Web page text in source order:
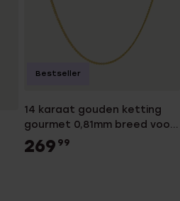
14 karaat gouden ketting
gourmet 0,81mm breed voor
dames
269 99
Bestseller